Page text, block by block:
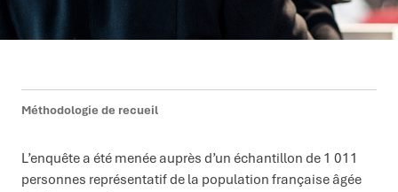
Méthodologie de recueil
L’enquête a été menée auprès d’un échantillon de 1 011
personnes représentatif de la population française âgée